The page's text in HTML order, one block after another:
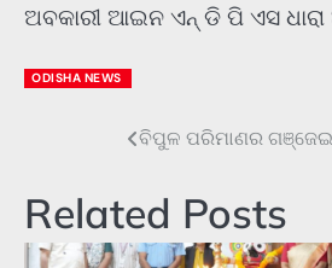
ଅବକାରୀ ଆଇନ ଏନ୍ ଡି ପି ଏସ
ODISHA NEWS
ବିପୁଳ ପରିମାଣର
Related Posts